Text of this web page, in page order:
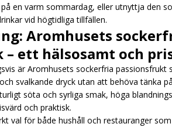
en varm sommardag, eller utnyttja den
vid högtidliga tillfällen.
Aromhusets
ett hälsosamt och
är Aromhusets sockerfria passionsfrukt
svalkande dryck utan att behöva tänka
söta och syrliga smak, höga
och praktisk.
val för både hushåll och restauranger